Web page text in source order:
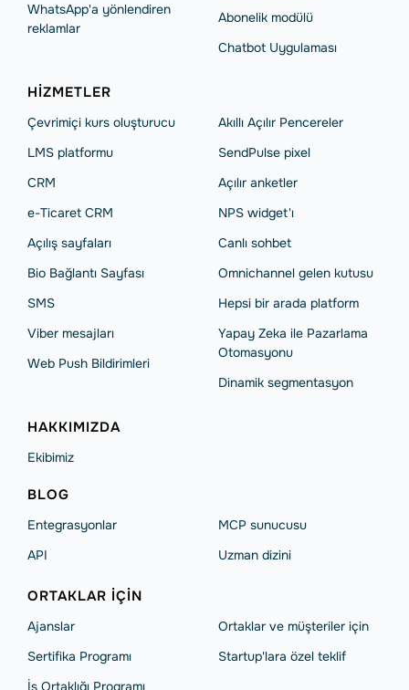
WhatsApp'a yönlendiren
reklamlar
Abonelik modülü
Chatbot Uygulaması
HIZMETLER
Çevrimiçi kurs oluşturucu
LMS platformu
CRM
e-Ticaret CRM
Açılış sayfaları
Bio Bağlantı Sayfası
SMS
Viber mesajları
Web Push Bildirimleri
Akıllı Açılır Pencereler
SendPulse pixel
Açılır anketler
NPS widget'ı
Сanlı sohbet
Omnichannel gelen kutusu
Hepsi bir arada platform
Yapay Zeka ile Pazarlama
Otomasyonu
Dinamik segmentasyon
HAKKIMIZDA
Ekibimiz
BLOG
Entegrasyonlar
API
MCP sunucusu
Uzman dizini
ORTAKLAR IÇIN
Ajanslar
Sertifika Programı
İş Ortaklığı Programı
Ortaklar ve müşteriler için
Startup'lara özel teklif